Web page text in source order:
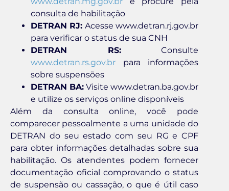
consulta de habilitação
DETRAN RJ: Acesse www.detran.rj.gov.br
para verificar o status de sua CNH
DETRAN RS:Consulte
www.detran.rs.gov.br para informações
sobre suspensões
DETRAN BA: Visite www.detran.ba.gov.br
e utilize os serviços online disponíveis
Além da consulta online, você pode
comparecer pessoalmente a uma unidade do
DETRAN do seu estado com seu RG e CPF
para obter informações detalhadas sobre sua
habilitação. Os atendentes podem fornecer
documentação oficial comprovando o status
de suspensão ou cassação, o que é útil caso